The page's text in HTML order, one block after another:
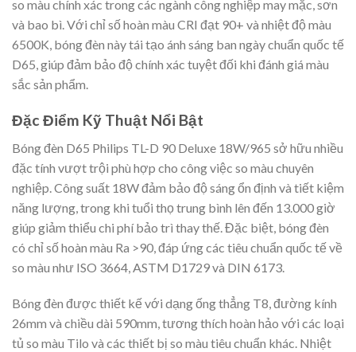
so màu chính xác trong các ngành công nghiệp may mặc, sơn
và bao bì. Với chỉ số hoàn màu CRI đạt 90+ và nhiệt độ màu
6500K, bóng đèn này tái tạo ánh sáng ban ngày chuẩn quốc tế
D65, giúp đảm bảo độ chính xác tuyệt đối khi đánh giá màu
sắc sản phẩm.
Đặc Điểm Kỹ Thuật Nổi Bật
Bóng đèn D65 Philips TL-D 90 Deluxe 18W/965 sở hữu nhiều
đặc tính vượt trội phù hợp cho công việc so màu chuyên
nghiệp. Công suất 18W đảm bảo độ sáng ổn định và tiết kiệm
năng lượng, trong khi tuổi thọ trung bình lên đến 13.000 giờ
giúp giảm thiểu chi phí bảo trì thay thế. Đặc biệt, bóng đèn
có chỉ số hoàn màu Ra >90, đáp ứng các tiêu chuẩn quốc tế về
so màu như ISO 3664, ASTM D1729 và DIN 6173.
Bóng đèn được thiết kế với dạng ống thẳng T8, đường kính
26mm và chiều dài 590mm, tương thích hoàn hảo với các loại
tủ so màu Tilo và các thiết bị so màu tiêu chuẩn khác. Nhiệt